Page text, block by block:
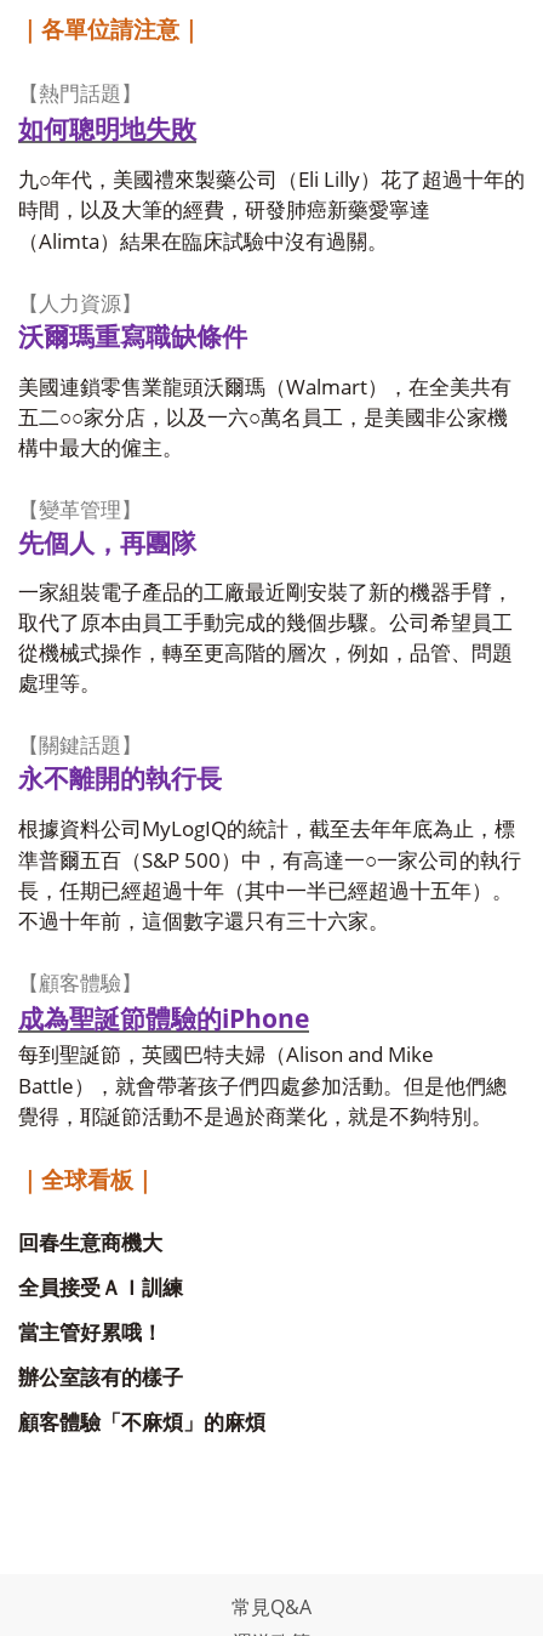
｜各單位請注意｜
【熱門話題】
如何聰明地失敗
九○年代，美國禮來製藥公司（Eli Lilly）花了超過十年的
時間，以及大筆的經費，研發肺癌新藥愛寧達
（Alimta）結果在臨床試驗中沒有過關。
【人力資源】
沃爾瑪重寫職缺條件
美國連鎖零售業龍頭沃爾瑪（Walmart），在全美共有
五二○○家分店，以及一六○萬名員工，是美國非公家機
構中最大的僱主。
【變革管理】
先個人，再團隊
一家組裝電子產品的工廠最近剛安裝了新的機器手臂，
取代了原本由員工手動完成的幾個步驟。公司希望員工
從機械式操作，轉至更高階的層次，例如，品管、問題
處理等。
【關鍵話題】
永不離開的執行長
根據資料公司 MyLogIQ的統計，截至去年年底為止，標
準普爾五百（S&P 500）中，有高達一○一家公司的執行
長，任期已經超過十年（其中一半已經超過十五年）。
不過十年前，這個數字還只有三十六家。
【顧客體驗】
成為聖誕節體驗的iPhone
每到聖誕節，英國巴特夫婦（Alison and Mike
Battle），就會帶著孩子們四處參加活動。但是他們總
覺得，耶誕節活動不是過於商業化，就是不夠特別。
｜全球看板｜
回春生意商機大
全員接受ＡＩ訓練
當主管好累哦！
辦公室該有的樣子
顧客體驗「不麻煩」的麻煩
常見Q&A